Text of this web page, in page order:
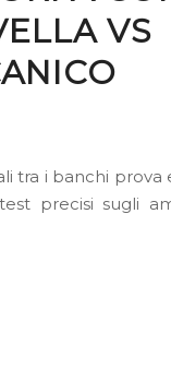
VS
tra i banchi prova
precisi sugli